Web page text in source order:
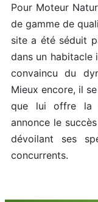
Pour Moteur
de gamme de
site a été séduit
dans un habitacle
convaincu du
Mieux encore, il
que lui offre la
annonce le
dévoilant ses
concurrents.